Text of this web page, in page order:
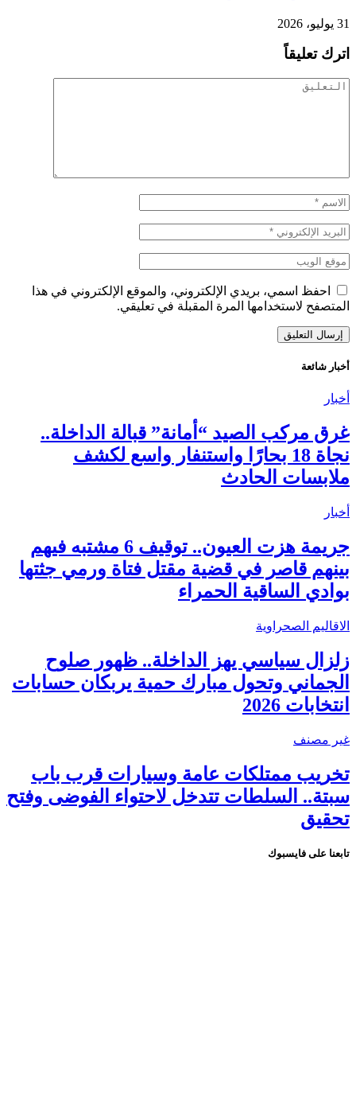
31 يوليو، 2026
اترك تعليقاً
احفظ اسمي، بريدي الإلكتروني، والموقع الإلكتروني في هذا
المتصفح لاستخدامها المرة المقبلة في تعليقي.
أخبار شائعة
أخبار
غرق مركب الصيد “أمانة” قبالة الداخلة..
نجاة 18 بحارًا واستنفار واسع لكشف
ملابسات الحادث
أخبار
جريمة هزت العيون.. توقيف 6 مشتبه فيهم
بينهم قاصر في قضية مقتل فتاة ورمي جثتها
بوادي الساقية الحمراء
الاقاليم الصحراوية
زلزال سياسي يهز الداخلة.. ظهور صلوح
الجماني وتحول مبارك حمية يربكان حسابات
انتخابات 2026
غير مصنف
تخريب ممتلكات عامة وسيارات قرب باب
سبتة.. السلطات تتدخل لاحتواء الفوضى وفتح
تحقيق
تابعنا على فايسبوك